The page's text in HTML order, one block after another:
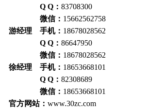
Q Q： 83708300
微信： 15662562758
游经理 手机： 18678028562
Q Q： 86647950
微信： 18678028562
徐经理 手机： 18653668101
Q Q： 82308689
微信： 18653668101
官方网站： www.30zc.com